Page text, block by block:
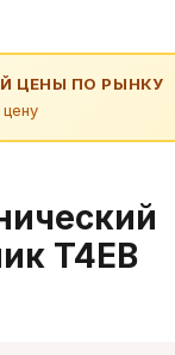
ЦЕНЫ ПО РЫНКУ
T4EB